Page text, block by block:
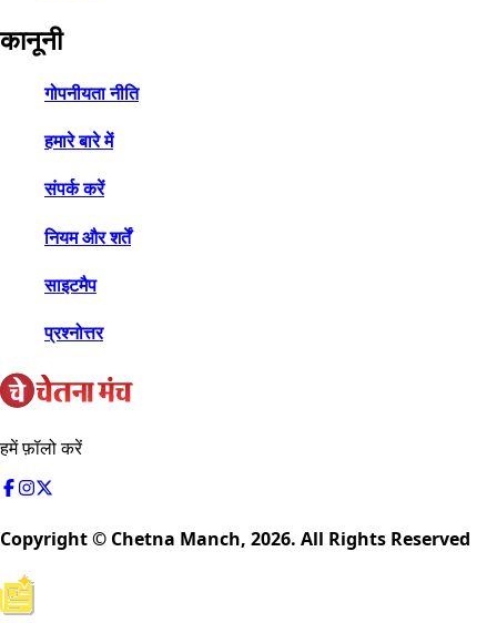
कानूनी
गोपनीयता नीति
हमारे बारे में
संपर्क करें
नियम और शर्तें
साइटमैप
प्रश्नोत्तर
हमें फ़ॉलो करें
Copyright © Chetna Manch, 2026. All Rights Reserved